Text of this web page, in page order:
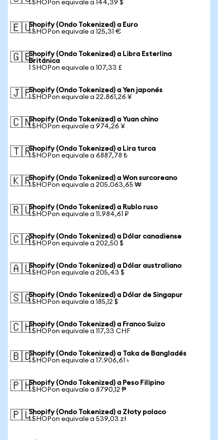
1 SHOPon equivale a 144,39 $
🇪🇺Shopify (Ondo Tokenized) a Euro
1 SHOPon equivale a 125,31 €
🇬🇧Shopify (Ondo Tokenized) a Libra Esterlina
Británica
1 SHOPon equivale a 107,33 £
🇯🇵Shopify (Ondo Tokenized) a Yen japonés
1 SHOPon equivale a 22.861,26 ¥
🇨🇳Shopify (Ondo Tokenized) a Yuan chino
1 SHOPon equivale a 974,26 ¥
🇹🇷Shopify (Ondo Tokenized) a Lira turca
1 SHOPon equivale a 6887,78 ₺
🇰🇷Shopify (Ondo Tokenized) a Won surcoreano
1 SHOPon equivale a 205.063,65 ₩
🇷🇺Shopify (Ondo Tokenized) a Rublo ruso
1 SHOPon equivale a 11.984,61 ₽
🇨🇦Shopify (Ondo Tokenized) a Dólar canadiense
1 SHOPon equivale a 202,50 $
🇦🇺Shopify (Ondo Tokenized) a Dólar australiano
1 SHOPon equivale a 205,43 $
🇸🇬Shopify (Ondo Tokenized) a Dólar de Singapur
1 SHOPon equivale a 185,12 $
🇨🇭Shopify (Ondo Tokenized) a Franco Suizo
1 SHOPon equivale a 117,33 CHF
🇧🇩Shopify (Ondo Tokenized) a Taka de Bangladés
1 SHOPon equivale a 17.906,61 ৳
🇵🇭Shopify (Ondo Tokenized) a Peso Filipino
1 SHOPon equivale a 8790,12 ₱
🇵🇱Shopify (Ondo Tokenized) a Złoty polaco
1 SHOPon equivale a 539,03 zł